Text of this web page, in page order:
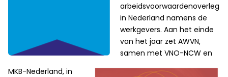
arbeidsvoorwaardenoverleg
in Nederland namens de
werkgevers. Aan het einde
van het jaar zet AWVN,
samen met VNO-NCW en
MKB-Nederland, in